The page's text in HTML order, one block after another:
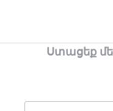
Ստացեք